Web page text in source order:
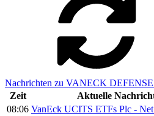
Nachrichten zu VANECK
Zeit
Aktuelle
08:06 VanEck UCITS ETFs Plc - Net